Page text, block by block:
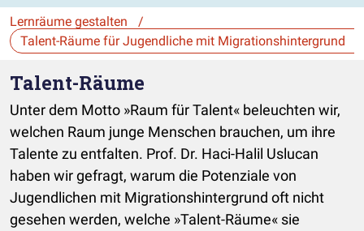
Lernräume gestalten /
Talent-Räume
Unter dem Motto »Raum für Talent« beleuchten wir,
welchen Raum junge Menschen brauchen, um ihre
Talente zu entfalten. Prof. Dr. Haci-Halil Uslucan
haben wir gefragt, warum die Potenziale von
Jugendlichen mit Migrationshintergrund oft nicht
gesehen werden, welche »Talent-Räume« sie